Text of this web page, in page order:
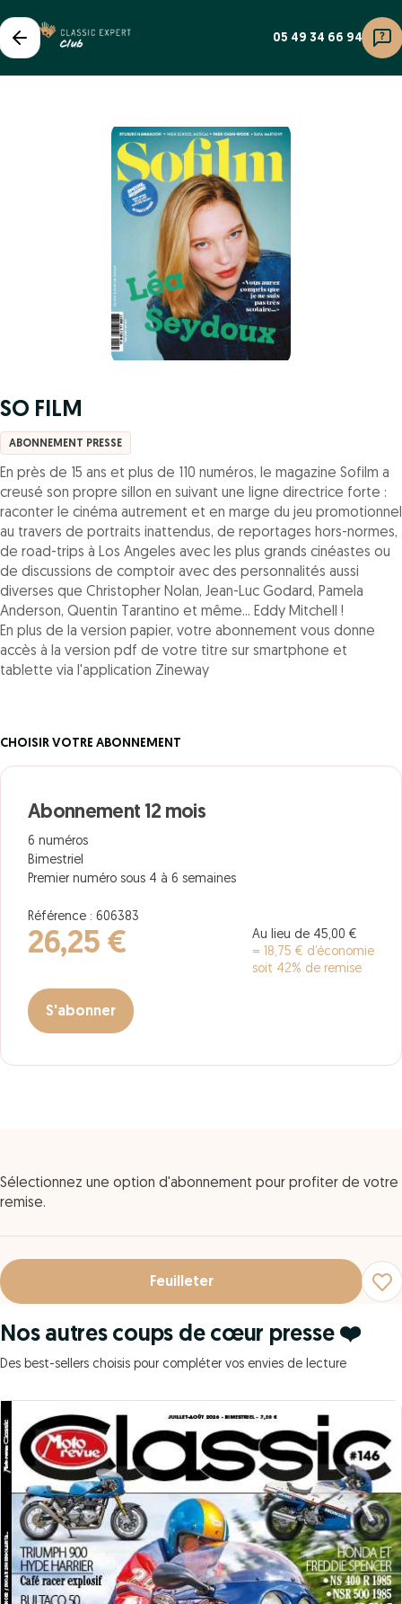
05 49 34 66 94
SO FILM
ABONNEMENT PRESSE
En près de 15 ans et plus de 110 numéros, le magazine Sofilm a
creusé son propre sillon en suivant une ligne directrice forte :
raconter le cinéma autrement et en marge du jeu promotionnel
au travers de portraits inattendus, de reportages hors-normes,
de road-trips à Los Angeles avec les plus grands cinéastes ou
de discussions de comptoir avec des personnalités aussi
diverses que Christopher Nolan, Jean-Luc Godard, Pamela
Anderson, Quentin Tarantino et même... Eddy Mitchell !
En plus de la version papier, votre abonnement vous donne
accès à la version pdf de votre titre sur smartphone et
tablette via l'application Zineway
CHOISIR VOTRE ABONNEMENT
Abonnement 12 mois
6 numéros
Bimestriel
Premier numéro sous 4 à 6 semaines
Référence : 606383
26,25 €
Au lieu de 45,00 €
= 18,75 € d’économie
soit 42% de remise
S'abonner
Sélectionnez une option d'abonnement pour profiter de votre
remise.
Feuilleter
Nos autres coups de cœur presse ❤️
Des best-sellers choisis pour compléter vos envies de lecture